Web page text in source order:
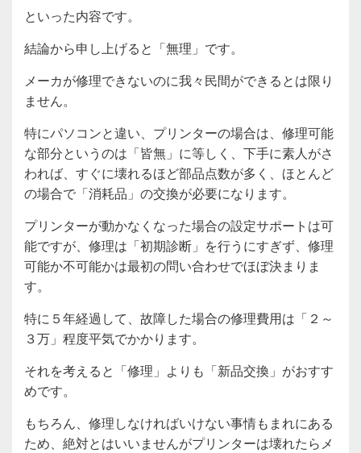
といった内容です。
結論から申し上げると「無理」です。
メーカが修理できないのに我々民間ができるとは限り
ません。
特にパソコンと違い、プリンターの場合は、修理可能
な部分というのは「皆無」に等しく、下手に素人がさ
われば、すぐに壊れるほど部品点数が多く、ほとんど
の場合で「消耗品」の交換が必要になります。
プリンターが動かなくなった場合の設定サポートは可
能ですが、修理は「初期診断」を行うにすぎず、修理
可能か不可能かは最初の問い合わせでほぼ決まりま
す。
特に５年経過して、故障した場合の修理費用は「２～
３万」程度平気でかかります。
それを考えると「修理」よりも「新品交換」がおすす
めです。
もちろん、修理しなければいけない事情もまれにある
ため、絶対とはいいませんがプリンターは壊れたらメ